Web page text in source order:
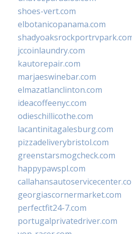
shoes-vert.com
elbotanicopanama.com
jccoinlaundry.com
kautorepair.com
marjaeswinebar.com
elmazatlanclinton.com
ideacoffeenyc.com
odieschillicothe.com
lacantinitagalesburg.com
pizzadeliverybristol.com
greenstarsmogcheck.com
happypawspl.com
georgiascornermarket.com
perfectfit24-7.com
portugalprivatedriver.com